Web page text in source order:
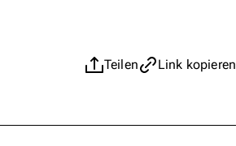
Teilen Link kopieren